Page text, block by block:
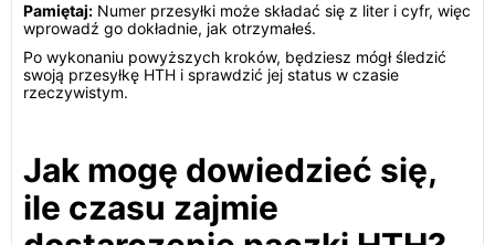
Pamiętaj: Numer przesyłki może składać się z liter i cyfr, więc
wprowadź go dokładnie, jak otrzymałeś.
Po wykonaniu powyższych kroków, będziesz mógł śledzić
swoją przesyłkę HTH i sprawdzić jej status w czasie
rzeczywistym.
Jak mogę dowiedzieć się,
ile czasu zajmie